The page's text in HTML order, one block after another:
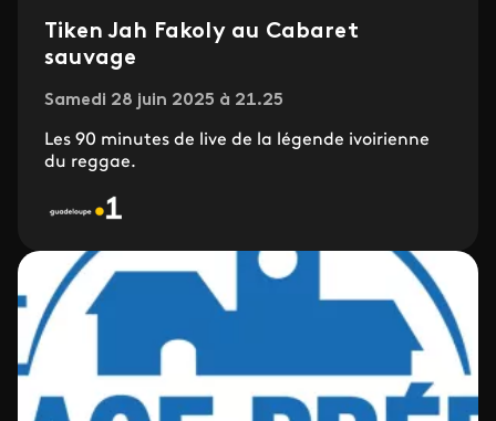
Tiken Jah Fakoly au Cabaret
sauvage
Samedi 28 juin 2025 à 21.25
Les 90 minutes de live de la légende ivoirienne
du reggae.